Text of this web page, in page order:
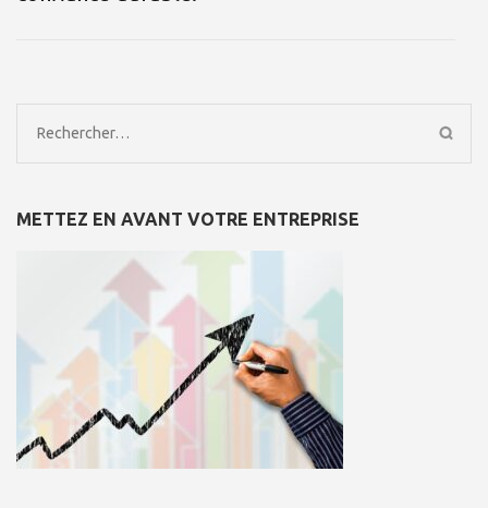
Rechercher :
METTEZ EN AVANT VOTRE ENTREPRISE